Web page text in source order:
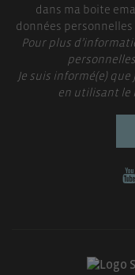
dans ma boite
données
Pour plus
Je suis informé(e)
en utilisant le